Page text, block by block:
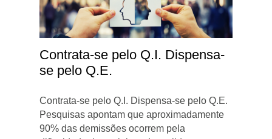
Contrata-se pelo Q.I. Dispensa-
se pelo Q.E.
Contrata-se pelo Q.I. Dispensa-se pelo Q.E.
Pesquisas apontam que aproximadamente
90% das demissões ocorrem pela